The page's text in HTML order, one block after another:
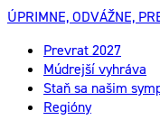
ÚPRIMNE, ODVÁŽNE,
Prevrat 2027
Múdrejší vyhráva
Staň sa našim
Regióny